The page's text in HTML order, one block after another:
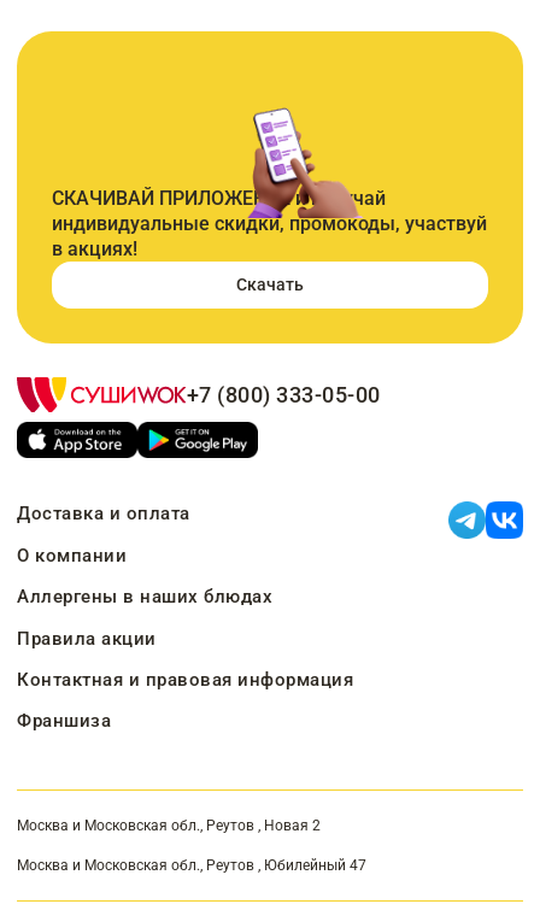
СКАЧИВАЙ ПРИЛОЖЕНИЕ и получай
индивидуальные скидки, промокоды, участвуй
в акциях!
Скачать
+7 (800) 333-05-00
Доставка и оплата
О компании
Аллергены в наших блюдах
Правила акции
Контактная и правовая информация
Франшиза
Москва и Московская обл., Реутов , Новая 2
Москва и Московская обл., Реутов , Юбилейный 47